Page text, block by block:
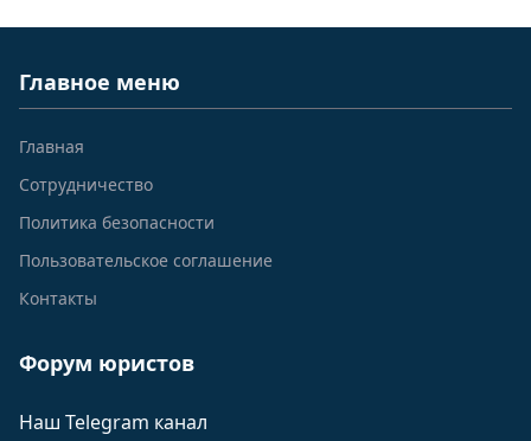
Главное меню
Главная
Сотрудничество
Политика безопасности
Пользовательское соглашение
Контакты
Форум юристов
Наш Telegram канал